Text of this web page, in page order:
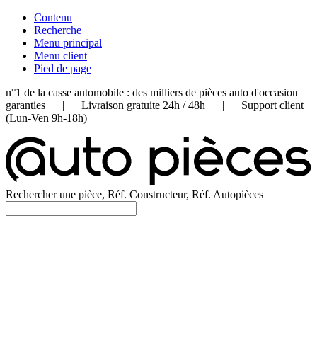
Contenu
Recherche
Menu principal
Menu client
Pied de page
n°1 de la casse automobile : des milliers de pièces auto d'occasion
garanties | Livraison gratuite 24h / 48h | Support client
(Lun-Ven 9h-18h)
Rechercher une pièce, Réf. Constructeur, Réf. Autopièces